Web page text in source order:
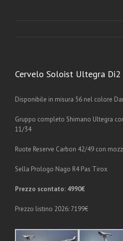
Cervelo Soloist Ultegra Di2
Disponibile in misura 56 nel colore
Gruppo completo Shimano Ultegra
11/34
Ruote Reserve Carbon 42/49 con
Sella Prologo Nago R4 Pas Tirox
Prezzo scontato: 4990€
Prezzo listino 2026: 7199€